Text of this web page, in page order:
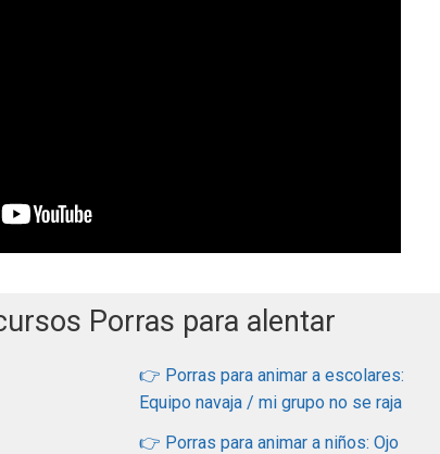
Porras para alentar
👉 Porras para animar a escolares:
Equipo navaja / mi grupo no se raja
👉 Porras para animar a niños: Ojo